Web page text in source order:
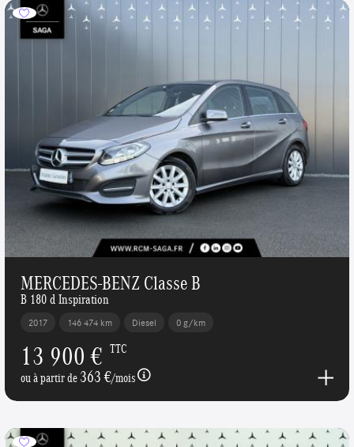
MERCEDES-BENZ Classe B
B 180 d Inspiration
2017 146 474 km Diesel 0 g/km
13 900 € TTC
ou à partir de363 €/mois